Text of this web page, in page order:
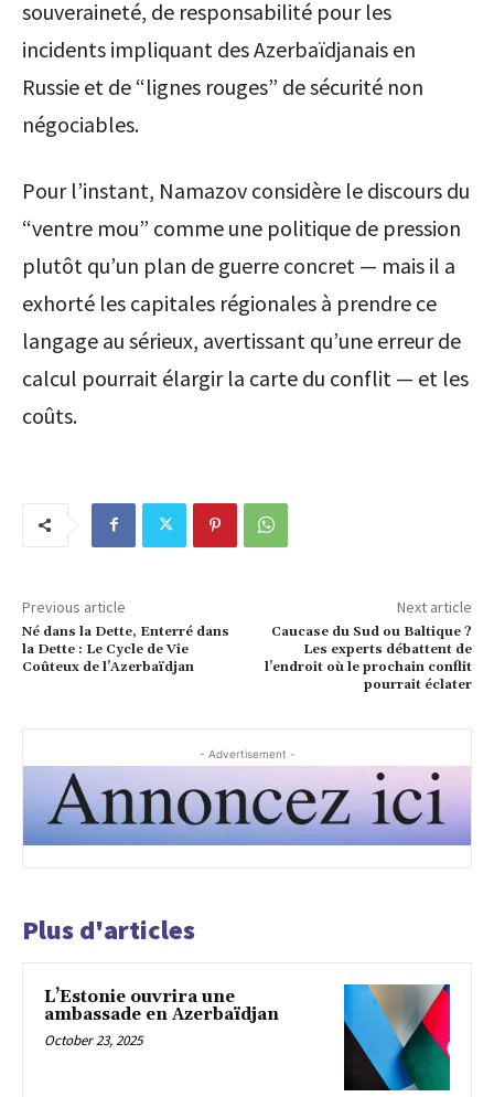
souveraineté, de responsabilité pour les
incidents impliquant des Azerbaïdjanais en
Russie et de “lignes rouges” de sécurité non
négociables.
Pour l’instant, Namazov considère le discours du
“ventre mou” comme une politique de pression
plutôt qu’un plan de guerre concret — mais il a
exhorté les capitales régionales à prendre ce
langage au sérieux, avertissant qu’une erreur de
calcul pourrait élargir la carte du conflit — et les
coûts.
Previous article
Né dans la Dette, Enterré dans
la Dette : Le Cycle de Vie
Coûteux de l’Azerbaïdjan
Next article
Caucase du Sud ou Baltique ?
Les experts débattent de
l’endroit où le prochain conflit
pourrait éclater
- Advertisement -
Plus d'articles
L’Estonie ouvrira une
ambassade en Azerbaïdjan
October 23, 2025